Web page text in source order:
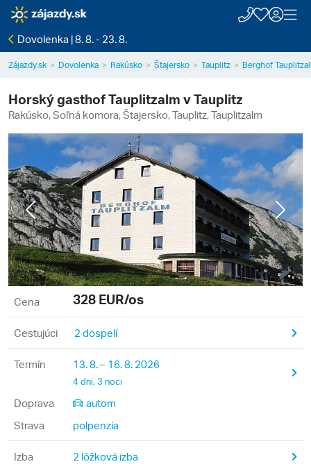
Dovolenka | 8. 8. - 23. 8.
Zájazdy.sk Dovolenka Rakúsko Štajersko Tauplitz Berghof
Horský gasthof Tauplitzalm v Tauplitz
Rakúsko, Soľná komora, Štajersko, Tauplitz, Tauplitzalm
Previous Next
Cena 328 EUR/os
Cestujúci 2 dospelí
Termín 13. 8. – 16. 8. 2026
4 dni, 3 noci
Doprava
autom
Strava
polpenzia
Izba 2 lôžková izba